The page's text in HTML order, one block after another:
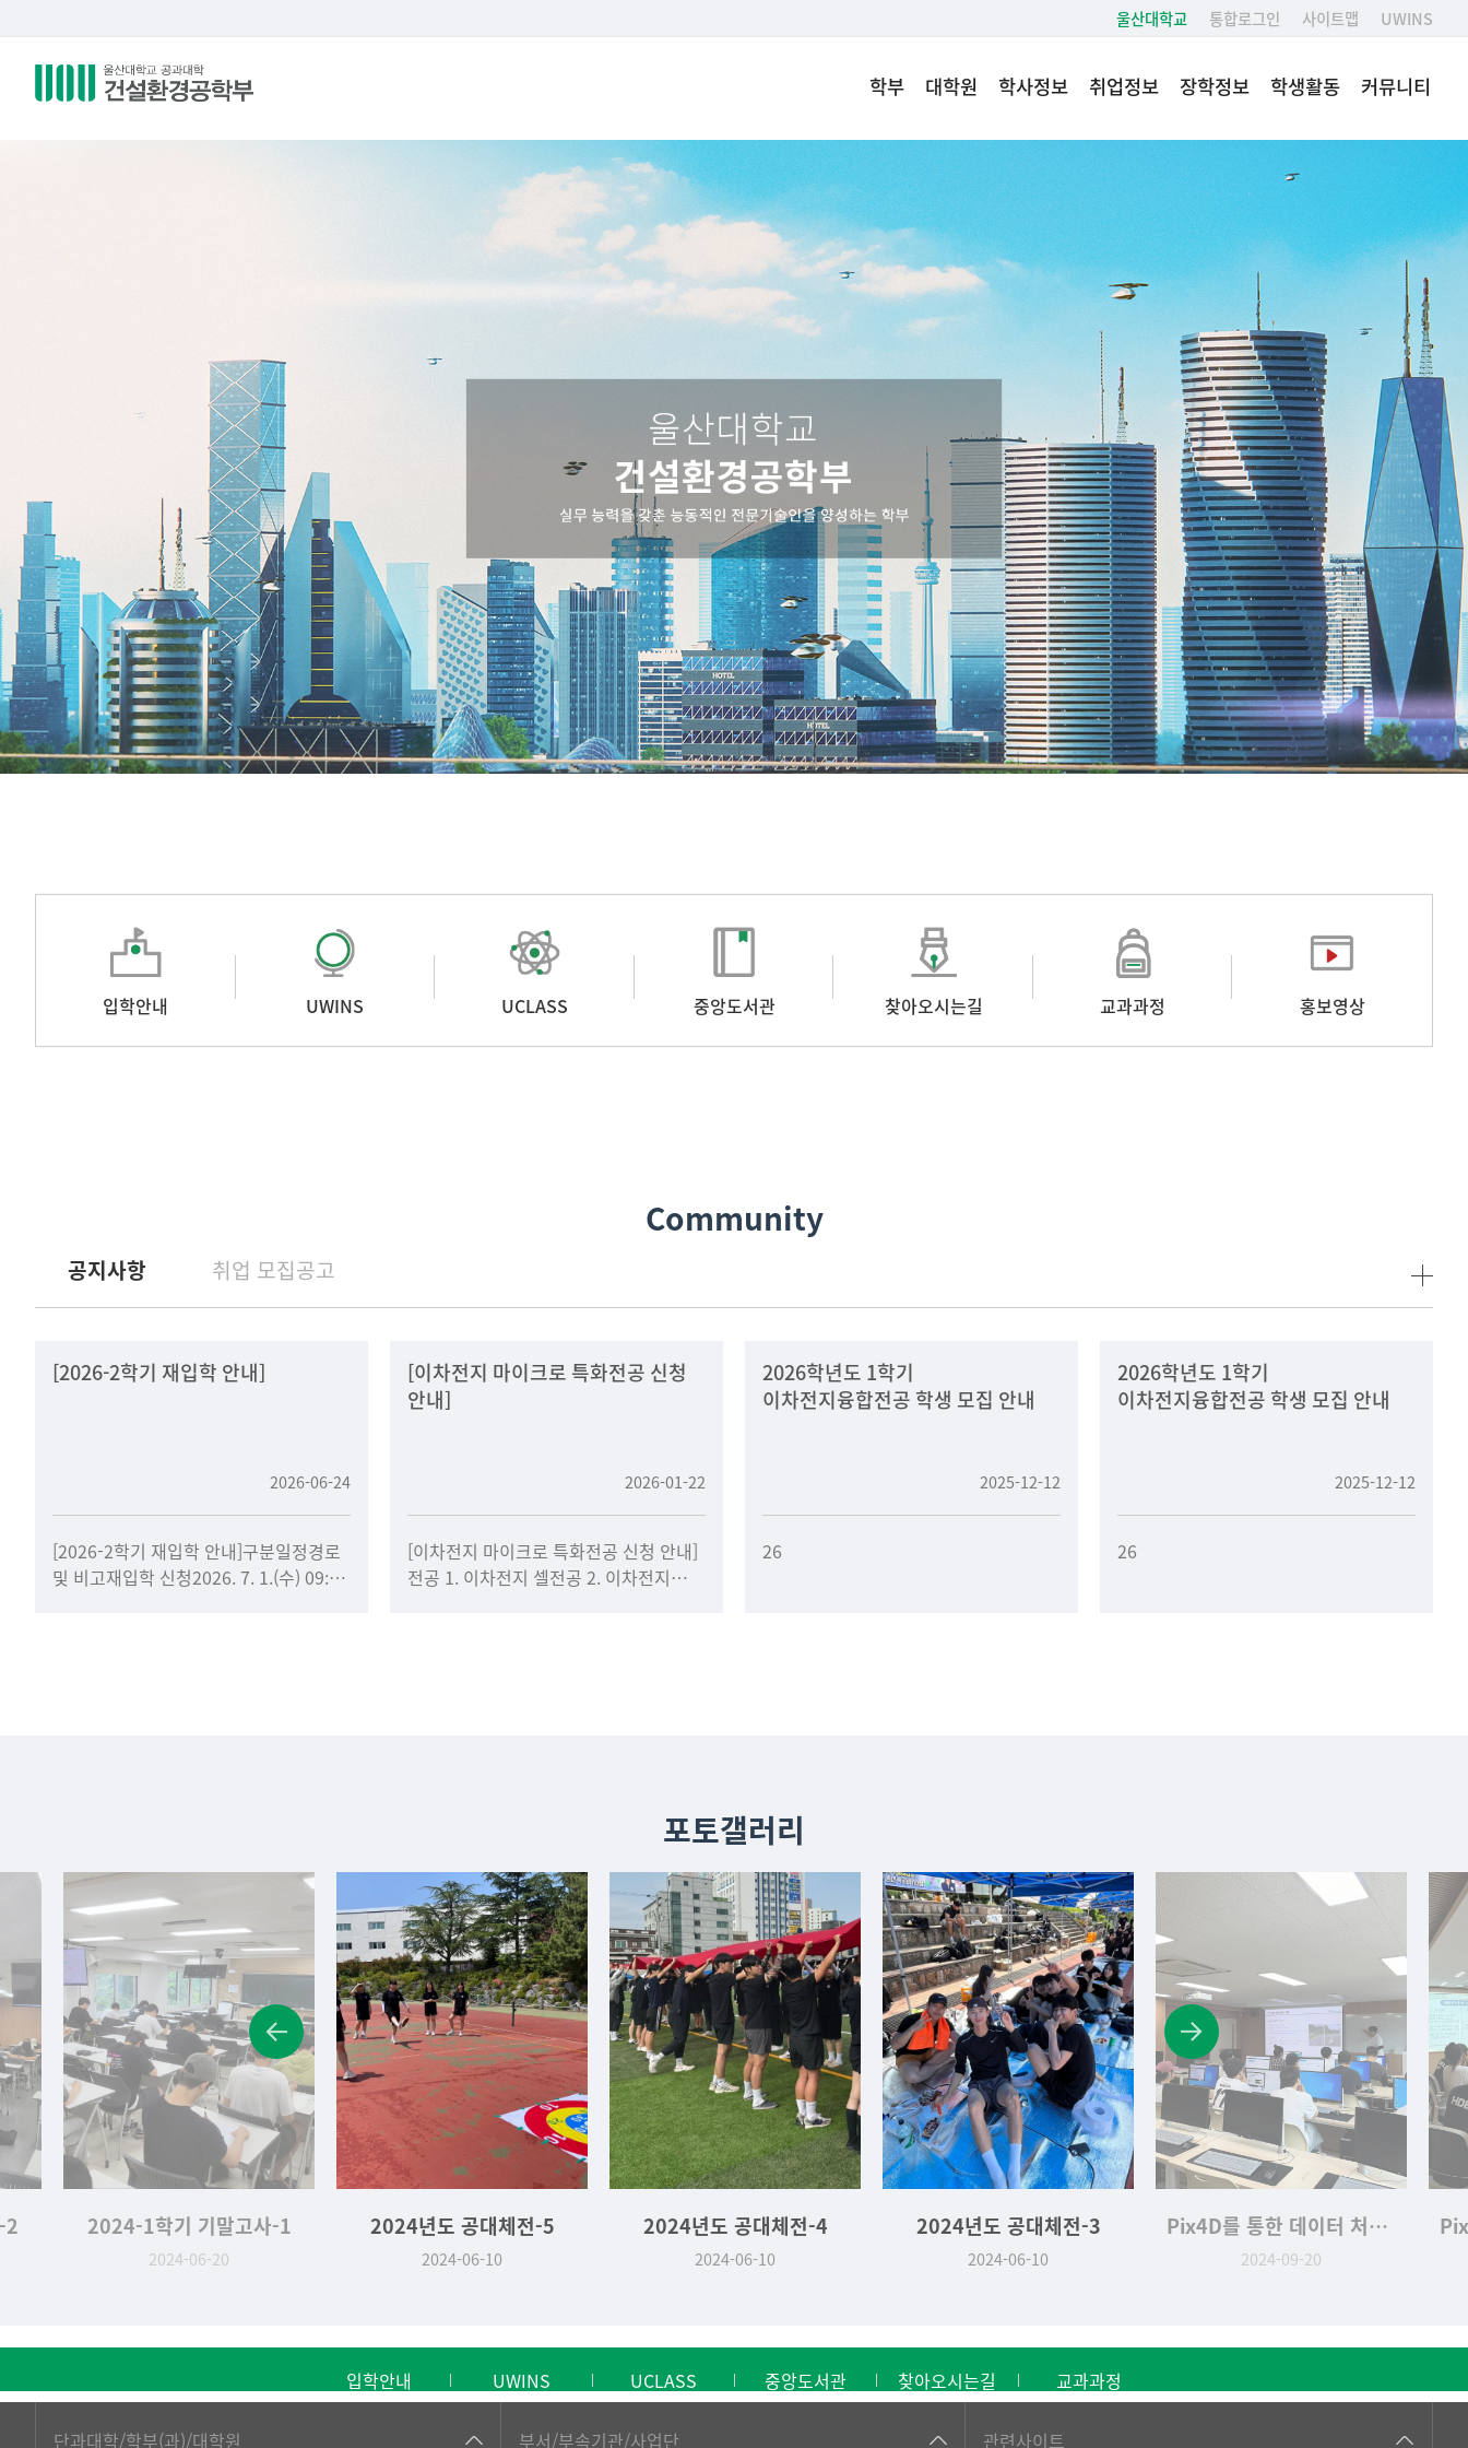
울산대학교 통합로그인 사이트맵 UWINS
학부 대학원 학사정보 취업정보 장학정보 학생활동 커뮤니티
입학안내 UWINS UCLASS 중앙도서관 찾아오시는길 교과과정 홍보영상
Community
공지사항 취업 모집공고
[2026-2학기 재입학 안내]
2026-06-24
[2026-2학기 재입학 안내]구분일정경로
및 비고재입학 신청2026. 7. 1.(수) 09:00
[이차전지 마이크로 특화전공 신청
안내]
2026-01-22
[이차전지 마이크로 특화전공 신청 안내]
전공 1. 이차전지 셀전공 2. 이차전지
2026학년도 1학기
이차전지융합전공 학생 모집 안내
2025-12-12
26
2026학년도 1학기
이차전지융합전공 학생 모집 안내
2025-12-12
26
포토갤러리
2 2024-1학기 기말고사-1
2024-06-20
2024년도 공대체전-5
2024-06-10
2024년도 공대체전-4
2024-06-10
2024년도 공대체전-3
2024-06-10
Pix4D를 통한 데이터 처리 교육-3
2024-09-20
입학안내 UWINS UCLASS 중앙도서관 찾아오시는길 교과과정
단과대학/학부(과)/대학원 부서/부속기관/사업단 관련사이트